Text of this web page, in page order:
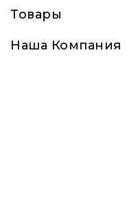
Товары
Наша Компания